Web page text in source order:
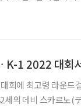
K-1 2022 대회
회에 최고령 라운드
세의 데비 스카르노